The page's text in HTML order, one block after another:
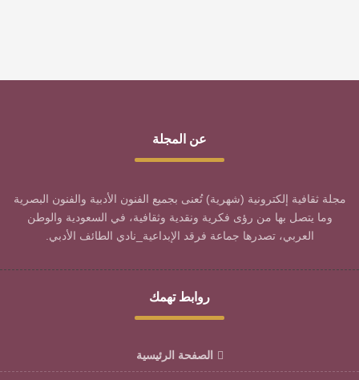
عن المجلة
مجلة ثقافية إلكترونية (شهرية) تُعنى بجميع الفنون الأدبية والفنون البصرية
وما يتصل بها من رؤى فكرية ونقدية وثقافية، في السعودية والوطن
العربي، تصدرها جماعة فرقد الإبداعية_نادي الطائف الأدبي.
روابط تهمك
الصفحة الرئيسية